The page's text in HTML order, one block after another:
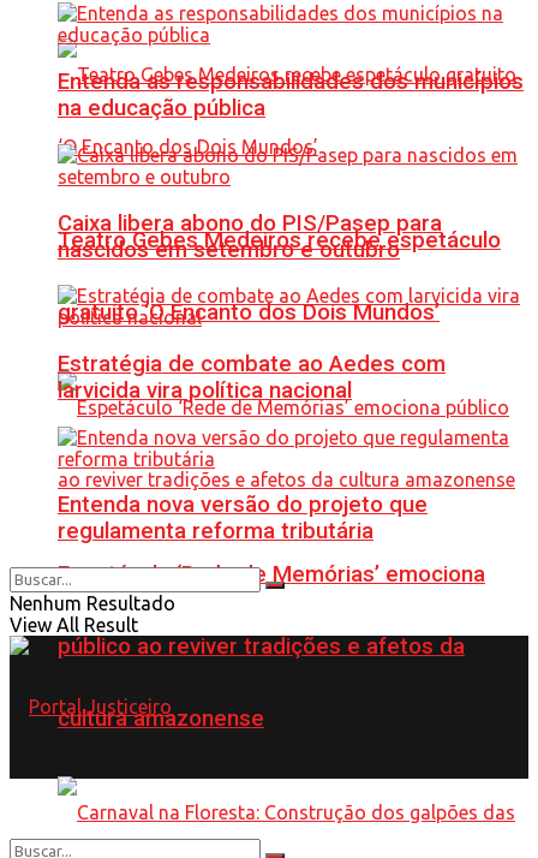
Teatro Gebes Medeiros recebe espetáculo
gratuito ‘O Encanto dos Dois Mundos’
Espetáculo ‘Rede de Memórias’ emociona
público ao reviver tradições e afetos da
cultura amazonense
Entenda as responsabilidades dos municípios
na educação pública
Caixa libera abono do PIS/Pasep para
nascidos em setembro e outubro
Estratégia de combate ao Aedes com
larvicida vira política nacional
Entenda nova versão do projeto que
regulamenta reforma tributária
Nenhum Resultado
View All Result